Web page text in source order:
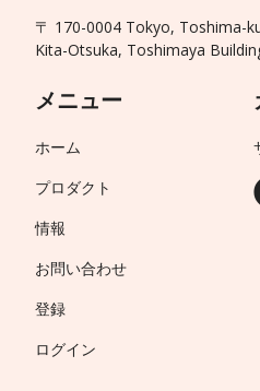
〒 170-0004 Tokyo, Toshima-
Kita-Otsuka, Toshimaya
メニュー
ホーム
プロダクト
情報
お問い合わせ
登録
ログイン